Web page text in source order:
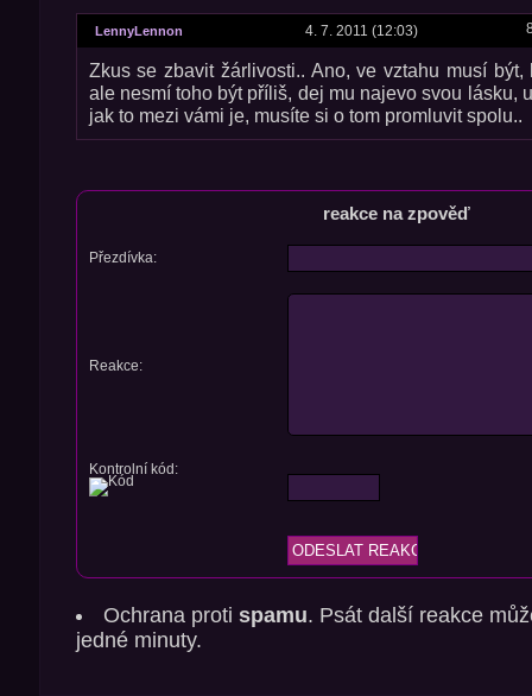
LennyLennon 4. 7. 2011 (12:03)
Zkus se zbavit žárlivosti.. Ano, ve vztahu musí
ale nesmí toho být příliš, dej mu najevo svou lásku,
jak to mezi vámi je, musíte si o tom promluvit spolu..
reakce na zpověď
Přezdívka:
Reakce:
Kontrolní kód:
Ochrana protispamu. Psát další reakce
jedné minuty.